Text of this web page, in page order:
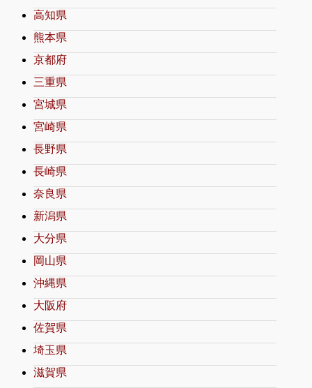
高知県
熊本県
京都府
三重県
宮城県
宮崎県
長野県
長崎県
奈良県
新潟県
大分県
岡山県
沖縄県
大阪府
佐賀県
埼玉県
滋賀県